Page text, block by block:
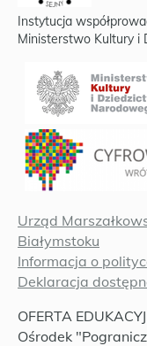
Instytucja
Ministerstwo Kultury i
Urząd
Białymstoku
Informacja o
Deklaracja
OFERTA
Ośrodek